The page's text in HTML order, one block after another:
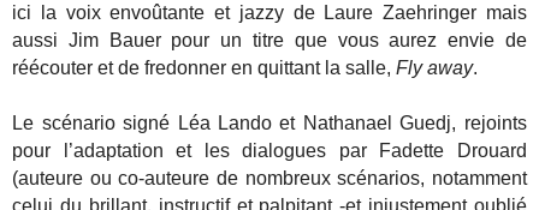
ici la voix envoûtante et jazzy de Laure Zaehringer mais
aussi Jim Bauer pour un titre que vous aurez envie de
réécouter et de fredonner en quittant la salle,Fly away.
Le scénario signé Léa Lando et Nathanael Guedj, rejoints
pour l’adaptation et les dialogues par Fadette Drouard
(auteure ou co-auteure de nombreux scénarios, notamment
celui du brillant, instructif et palpitant -et injustement oublié